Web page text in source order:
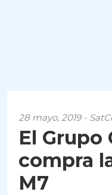
28 mayo, 2019 -
El Grupo
compra
M7